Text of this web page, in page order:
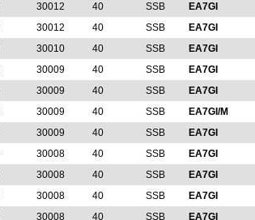
30012 40 SSB EA7GI
30012 40 SSB EA7GI
30010 40 SSB EA7GI
30009 40 SSB EA7GI
30009 40 SSB EA7GI
30009 40 SSB EA7GI/M
30009 40 SSB EA7GI
30008 40 SSB EA7GI
30008 40 SSB EA7GI
30008 40 SSB EA7GI
30008 40 SSB EA7GI